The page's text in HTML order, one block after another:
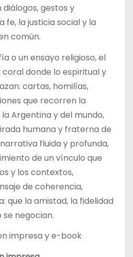
gestos y
fe, la justicia social y la
común.
o un ensayo religioso, el
donde lo espiritual y
cartas, homilías,
que recorren la
Argentina y del mundo,
humana y fraterna de
fluida y profunda,
de un vínculo que
y los contextos,
de coherencia,
que la amistad, la fidelidad
negocian.
impresa y e-book